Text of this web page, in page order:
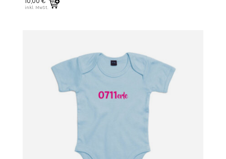
inkl. MwSt.